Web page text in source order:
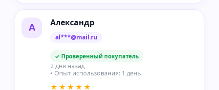
А Александр
al***@mail.ru
✓ Проверенный покупатель
2 дня назад
• Опыт использования: 1 день
★★★★★